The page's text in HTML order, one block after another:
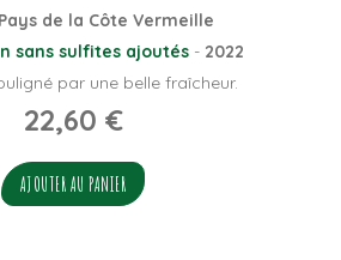
de la Côte Vermeille
sans sulfites ajoutés - 2022
par une belle fraîcheur.
22,60 €
AJOUTER AU PANIER